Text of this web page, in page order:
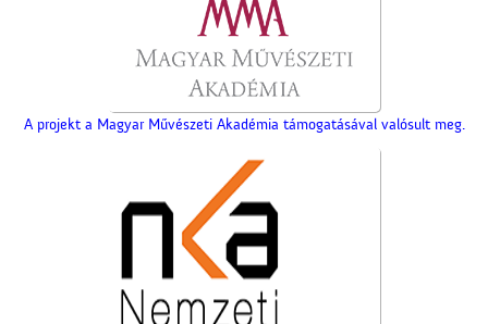
A projekt a Magyar Művészeti Akadémia támogatásával valósult meg.